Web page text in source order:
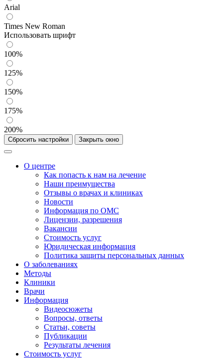
Arial
Times New Roman
Использовать шрифт
100%
125%
150%
175%
200%
Сбросить настройки Закрыть окно
О центре
Как попасть к нам на лечение
Наши преимущества
Отзывы о врачах и клиниках
Новости
Информация по ОМС
Лицензии, разрешения
Вакансии
Стоимость услуг
Юридическая информация
Политика защиты персональных данных
О заболеваниях
Методы
Клиники
Врачи
Информация
Видеосюжеты
Вопросы, ответы
Статьи, советы
Публикации
Результаты лечения
Стоимость услуг